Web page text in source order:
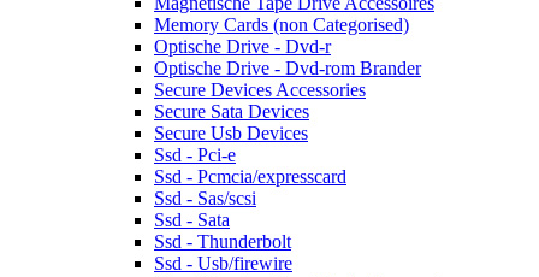
Memory Cards (non Categorised)
Optische Drive - Dvd-r
Optische Drive - Dvd-rom Brander
Secure Devices Accessories
Secure Sata Devices
Secure Usb Devices
Ssd - Pci-e
Ssd - Pcmcia/expresscard
Ssd - Sas/scsi
Ssd - Sata
Ssd - Thunderbolt
Ssd - Usb/firewire